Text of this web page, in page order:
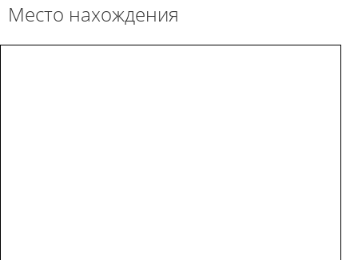
Место нахождения